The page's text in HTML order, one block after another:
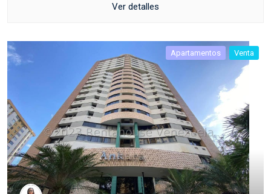
Ver detalles
Apartamentos Venta